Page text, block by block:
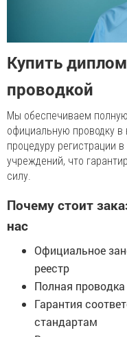
Купить
проводкой
Мы обеспечиваем
официальную проводку
процедуру регистрации
учреждений, что
силу.
Почему стоит
нас
Официальное
реестр
Полная проводка
Гарантия
стандартам